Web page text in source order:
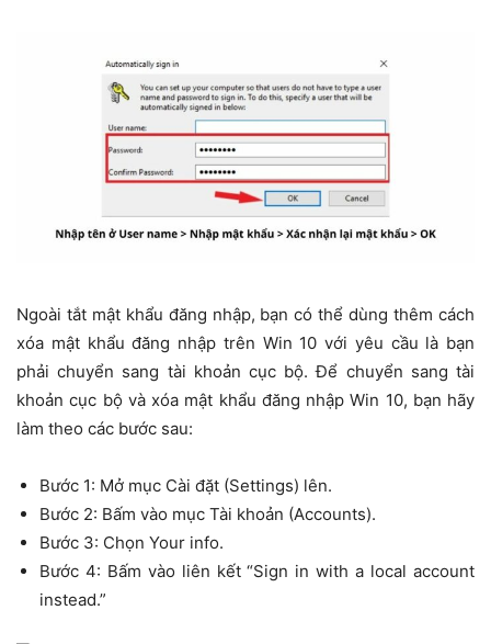
Ngoài tắt mật khẩu đăng nhập, bạn có thể dùng thêm cách
xóa mật khẩu đăng nhập trên Win 10 với yêu cầu là bạn
phải chuyển sang tài khoản cục bộ. Để chuyển sang tài
khoản cục bộ và xóa mật khẩu đăng nhập Win 10, bạn hãy
làm theo các bước sau:
Bước 1: Mở mục Cài đặt (Settings) lên.
Bước 2: Bấm vào mục Tài khoản (Accounts).
Bước 3: Chọn Your info.
Bước 4: Bấm vào liên kết “Sign in with a local account
instead.”